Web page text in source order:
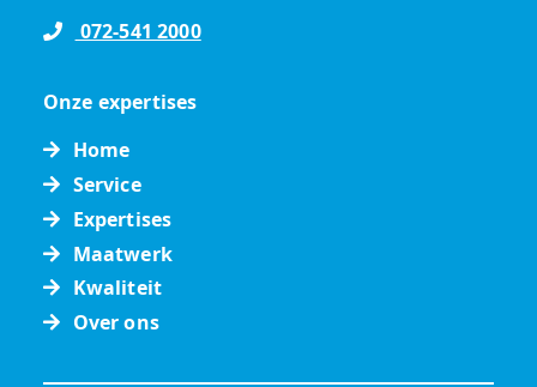
072-541 2000
Onze expertises
Home
Service
Expertises
Maatwerk
Kwaliteit
Over ons